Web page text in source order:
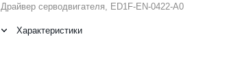
Драйвер серводвигателя, ED1F-EN-0422-A0
Характеристики